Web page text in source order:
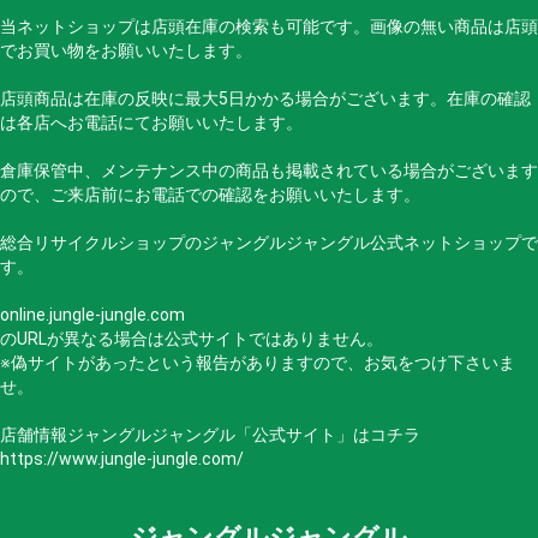
当ネットショップは店頭在庫の検索も可能です。画像の無い商品は店頭
でお買い物をお願いいたします。
店頭商品は在庫の反映に最大5日かかる場合がございます。在庫の確認
は各店へお電話にてお願いいたします。
倉庫保管中、メンテナンス中の商品も掲載されている場合がございます
ので、ご来店前にお電話での確認をお願いいたします。
総合リサイクルショップのジャングルジャングル公式ネットショップで
す。
online.jungle-jungle.com
のURLが異なる場合は公式サイトではありません。
※偽サイトがあったという報告がありますので、お気をつけ下さいま
せ。
店舗情報ジャングルジャングル「公式サイト」はコチラ
https://www.jungle-jungle.com/